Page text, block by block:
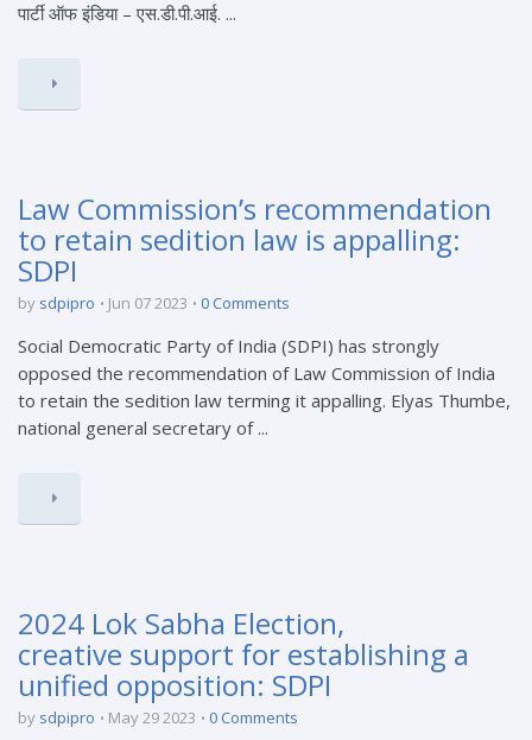
पार्टी ऑफ इंडिया – एस.डी.पी.आई. ...
Law Commission’s recommendation
to retain sedition law is appalling:
SDPI
by sdpipro Jun 07 2023 0 Comments
Social Democratic Party of India (SDPI) has strongly
opposed the recommendation of Law Commission of India
to retain the sedition law terming it appalling. Elyas Thumbe,
national general secretary of ...
2024 Lok Sabha Election,
creative support for establishing a
unified opposition: SDPI
by sdpipro May 29 2023 0 Comments